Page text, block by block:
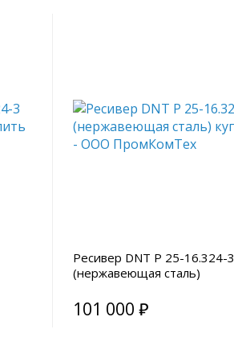
Ресивер DNT Р 25-16.324-3
(нержавеющая сталь)
101 000 ₽